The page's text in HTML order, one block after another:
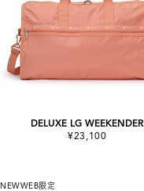
DELUXE LG WEEKENDER
¥23,100
NEWWEB限定